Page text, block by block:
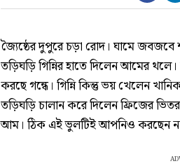
জ্যৈষ্ঠের দুপুরে চড়া রোদ। ঘামে
তড়িঘড়ি গিন্নির হাতে দিলেন আমের
করছে গন্ধে। গিন্নি কিন্তু ভয় খেলেন
তড়িঘড়ি চালান করে দিলেন ফ্রিজের
আম। ঠিক এই ভুলটিই আপনিও করছেন